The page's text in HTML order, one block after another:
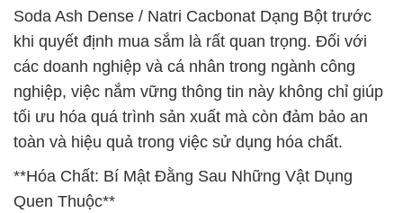
Soda Ash Dense / Natri Cacbonat Dạng Bột trước
khi quyết định mua sắm là rất quan trọng. Đối với
các doanh nghiệp và cá nhân trong ngành công
nghiệp, việc nắm vững thông tin này không chỉ giúp
tối ưu hóa quá trình sản xuất mà còn đảm bảo an
toàn và hiệu quả trong việc sử dụng hóa chất.
**Hóa Chất: Bí Mật Đằng Sau Những Vật Dụng
Quen Thuộc**